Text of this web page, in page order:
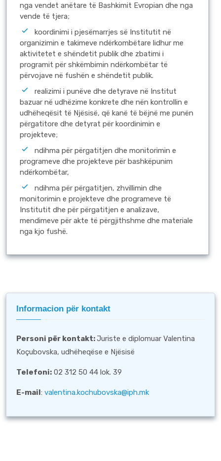
nga vendet anëtare të Bashkimit Evropian dhe nga
vende të tjera;
koordinimi i pjesëmarrjes së Institutit në
organizimin e takimeve ndërkombëtare lidhur me
aktivitetet e shëndetit publik dhe zbatimi i
programit për shkëmbimin ndërkombëtar të
përvojave në fushën e shëndetit publik.
realizimi i punëve dhe detyrave në Institut
bazuar në udhëzime konkrete dhe nën kontrollin e
udhëheqësit të Njësisë, që kanë të bëjnë me punën
përgatitore dhe detyrat për koordinimin e
projekteve;
ndihma për përgatitjen dhe monitorimin e
programeve dhe projekteve për bashkëpunim
ndërkombëtar,
ndihma për përgatitjen, zhvillimin dhe
monitorimin e projekteve dhe programeve të
Institutit dhe për përgatitjen e analizave,
mendimeve për akte të përgjithshme dhe materiale
nga kjo fushë.
Informacion për kontakt
Personi për kontakt:Juriste e diplomuar Valentina
Koçubovska, udhëheqëse e Njësisë
Telefoni: 02 312 50 44 lok. 39
E-mail: valentina.kochubovska@iph.mk